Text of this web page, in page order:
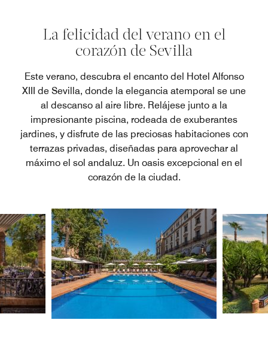
La felicidad del verano en el
corazón de Sevilla
Este verano, descubra el encanto del Hotel Alfonso
XIII de Sevilla, donde la elegancia atemporal se une
al descanso al aire libre. Relájese junto a la
impresionante piscina, rodeada de exuberantes
jardines, y disfrute de las preciosas habitaciones con
terrazas privadas, diseñadas para aprovechar al
máximo el sol andaluz. Un oasis excepcional en el
corazón de la ciudad.